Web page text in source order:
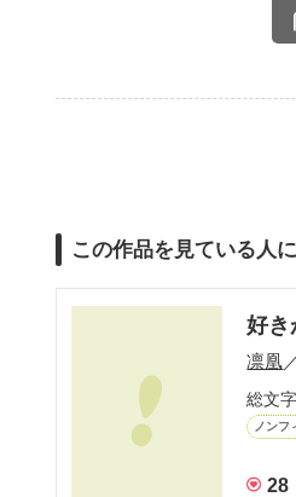
この作品を見ている人
好き
凛凰
総文
ノンフ
28